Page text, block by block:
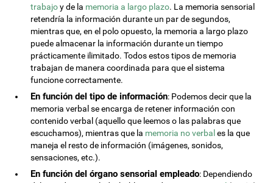
trabajoy de la memoria a largo plazo. La memoria sensorial
retendría la información durante un par de segundos,
mientras que, en el polo opuesto, la memoria a largo plazo
puede almacenar la información durante un tiempo
prácticamente ilimitado. Todos estos tipos de memoria
trabajan de manera coordinada para que el sistema
funcione correctamente.
En función del tipo de información: Podemos decir que la
memoria verbal se encarga de retener información con
contenido verbal (aquello que leemos o las palabras que
escuchamos), mientras que la memoria no verbal es la que
maneja el resto de información (imágenes, sonidos,
sensaciones, etc.).
En función del órgano sensorial empleado: Dependiendo